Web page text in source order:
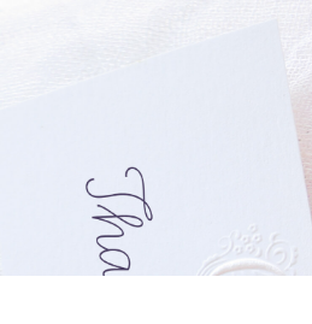
10個入り
mini せ